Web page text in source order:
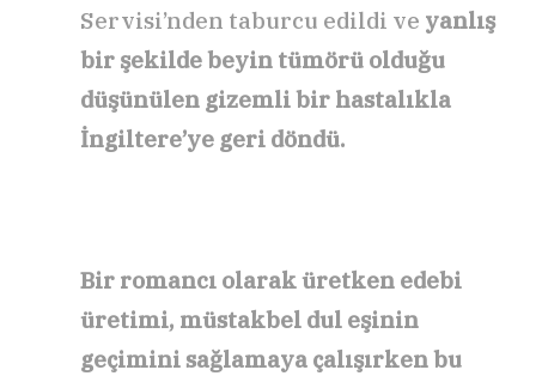
Servisi’nden taburcu edildi ve yanlış
bir şekilde beyin tümörü olduğu
düşünülen gizemli bir hastalıkla
İngiltere’ye geri döndü.
Bir romancı olarak üretken edebi
üretimi, müstakbel dul eşinin
geçimini sağlamaya çalışırken bu